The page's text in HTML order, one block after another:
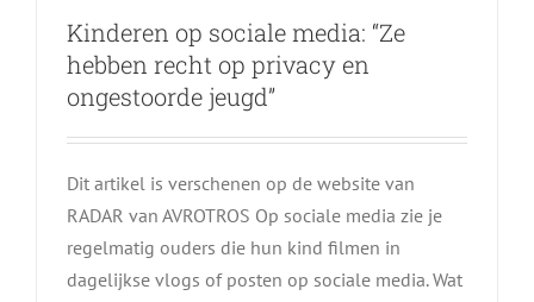
Kinderen op sociale media: “Ze
hebben recht op privacy en
ongestoorde jeugd”
Dit artikel is verschenen op de website van
RADAR van AVROTROS Op sociale media zie je
regelmatig ouders die hun kind filmen in
dagelijkse vlogs of posten op sociale media. Wat